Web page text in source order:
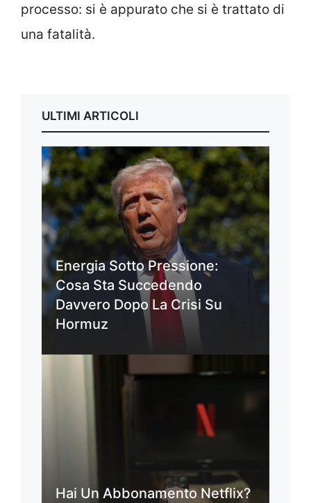
processo: si è appurato che si è trattato di
una fatalità.
ULTIMI ARTICOLI
Energia Sotto Pressione:
Cosa Sta Succedendo
Davvero Dopo La Crisi Su
Hormuz
Hai Un Abbonamento Netflix?